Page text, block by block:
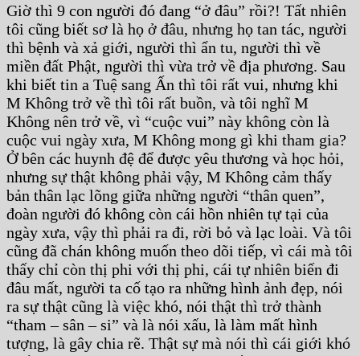
Giờ thì 9 con người đó đang “ở đâu” rồi?! Tất nhiên
tôi cũng biết sơ là họ ở đâu, nhưng họ tan tác, người
thì bệnh và xả giới, người thì ẩn tu, người thì về
miền đất Phật, người thì vừa trở về địa phương. Sau
khi biết tin a Tuệ sang Ấn thì tôi rất vui, nhưng khi
M Không trở về thì tôi rất buồn, và tôi nghĩ M
Không nên trở về, vì “cuộc vui” này không còn là
cuộc vui ngày xưa, M Không mong gì khi tham gia?
Ở bên các huynh đệ để được yêu thương và học hỏi,
nhưng sự thật không phải vậy, M Không cảm thấy
bản thân lạc lõng giữa những người “thân quen”,
đoàn người đó không còn cái hồn nhiên tự tại của
ngày xưa, vậy thì phải ra đi, rời bỏ và lạc loài. Và tôi
cũng đã chán không muốn theo dõi tiếp, vì cái mà tôi
thấy chỉ còn thị phi với thị phi, cái tự nhiên biến đi
đâu mất, người ta cố tạo ra những hình ảnh đẹp, nói
ra sự thật cũng là việc khó, nói thật thì trở thành
“tham – sân – si” và là nói xấu, là làm mất hình
tượng, là gây chia rẽ. Thật sự mà nói thì cái giới khó